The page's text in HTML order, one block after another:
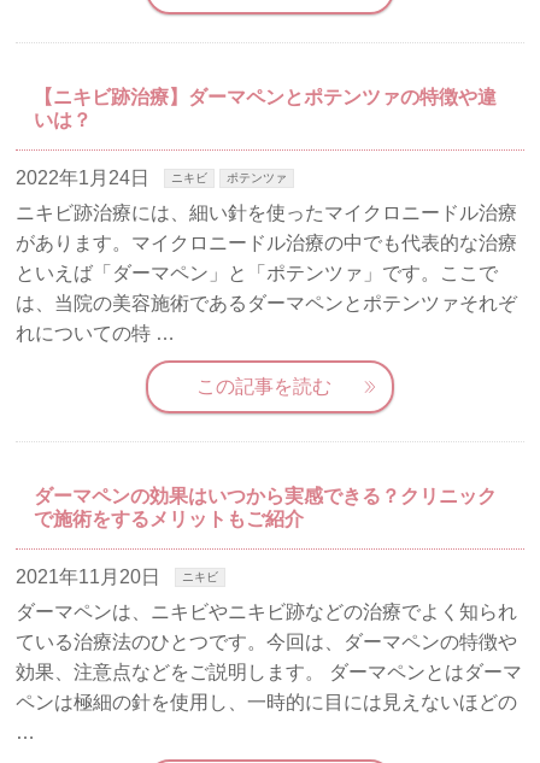
【ニキビ跡治療】ダーマペンとポテンツァの特徴や違
いは？
2022年1月24日 ニキビ ポテンツァ
ニキビ跡治療には、細い針を使ったマイクロニードル治療
があります。マイクロニードル治療の中でも代表的な治療
といえば「ダーマペン」と「ポテンツァ」です。ここで
は、当院の美容施術であるダーマペンとポテンツァそれぞ
れについての特 …
この記事を読む
ダーマペンの効果はいつから実感できる？クリニック
で施術をするメリットもご紹介
2021年11月20日 ニキビ
ダーマペンは、ニキビやニキビ跡などの治療でよく知られ
ている治療法のひとつです。今回は、ダーマペンの特徴や
効果、注意点などをご説明します。 ダーマペンとはダーマ
ペンは極細の針を使用し、一時的に目には見えないほどの
…